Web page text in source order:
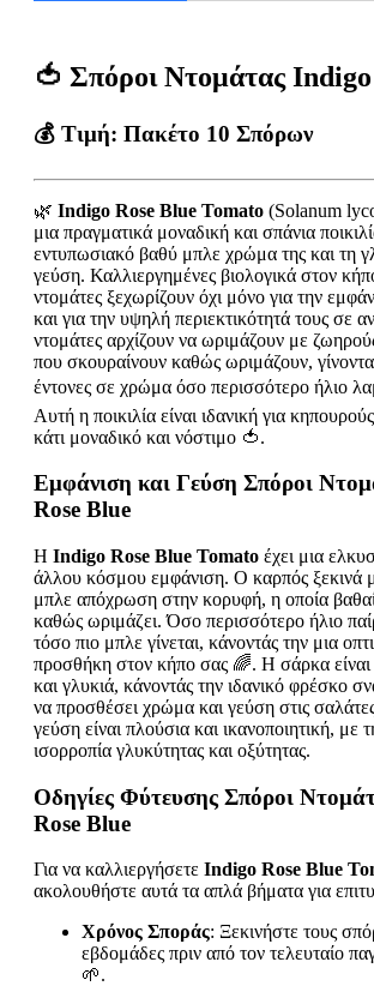
🍅 Σπόροι Ντομάτας
💰 Τιμή: Πακέτο 10 Σπόρων
🌿 Indigo Rose Blue Tomato (Solanum
μια πραγματικά μοναδική και σπάνια
εντυπωσιακό βαθύ μπλε χρώμα της και τη
γεύση. Καλλιεργημένες βιολογικά στον
ντομάτες ξεχωρίζουν όχι μόνο για την
και για την υψηλή περιεκτικότητά τους σε
ντομάτες αρχίζουν να ωριμάζουν με
που σκουραίνουν καθώς ωριμάζουν,
έντονες σε χρώμα όσο περισσότερο ήλιο
Αυτή η ποικιλία είναι ιδανική για
κάτι μοναδικό και νόστιμο 🍅.
Εμφάνιση και Γεύση Σπόροι
Rose Blue
Η Indigo Rose Blue Tomato έχει μια
άλλου κόσμου εμφάνιση. Ο καρπός ξεκινά
μπλε απόχρωση στην κορυφή, η οποία
καθώς ωριμάζει. Όσο περισσότερο ήλιο
τόσο πιο μπλε γίνεται, κάνοντάς την μια
προσθήκη στον κήπο σας 🌈. Η σάρκα είναι
και γλυκιά, κάνοντάς την ιδανικό φρέσκο
να προσθέσει χρώμα και γεύση στις
γεύση είναι πλούσια και ικανοποιητική, με
ισορροπία γλυκύτητας και οξύτητας.
Οδηγίες Φύτευσης Σπόροι
Rose Blue
Για να καλλιεργήσετε Indigo Rose Blue
ακολουθήστε αυτά τα απλά βήματα για
Χρόνος Σποράς: Ξεκινήστε τους
εβδομάδες πριν από τον τελευταίο
🌱.